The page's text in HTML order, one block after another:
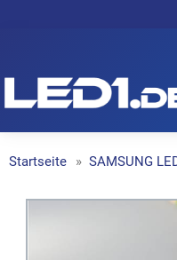
Startseite SAMSUNG